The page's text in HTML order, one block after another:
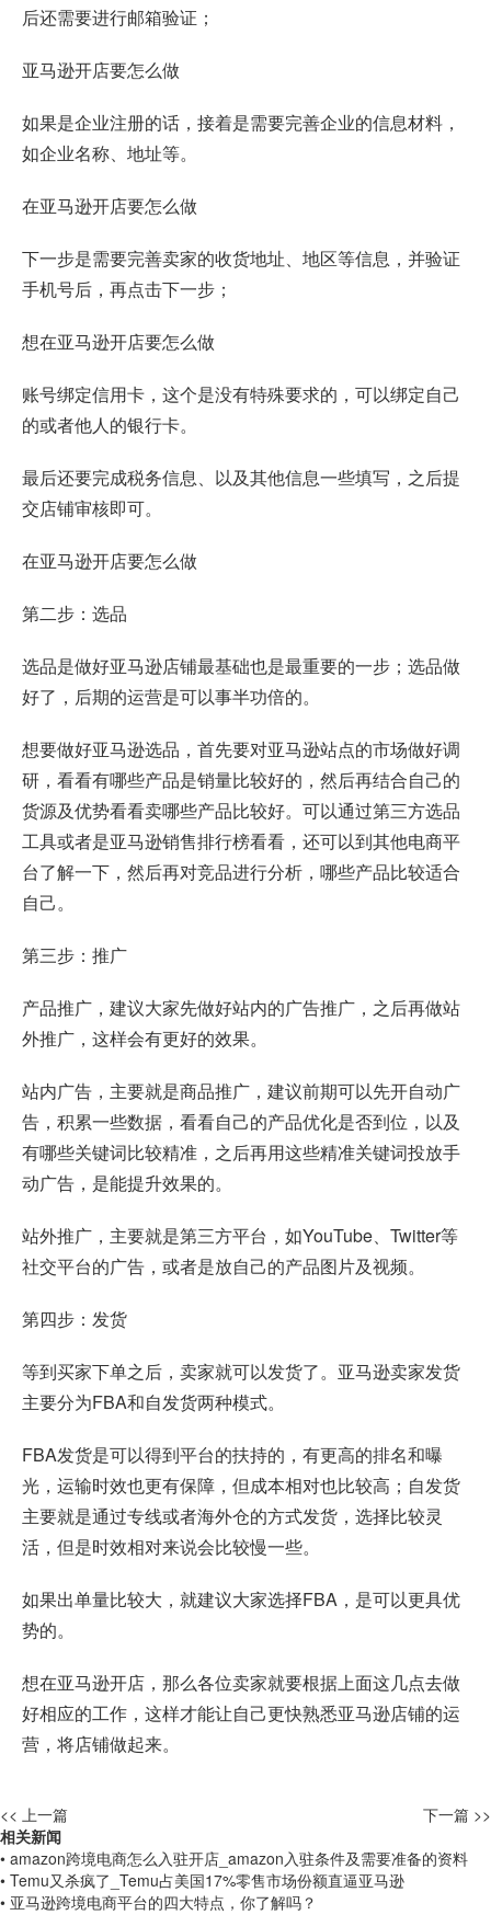
后还需要进行邮箱验证；
亚马逊开店要怎么做
如果是企业注册的话，接着是需要完善企业的信息材料，
如企业名称、地址等。
在亚马逊开店要怎么做
下一步是需要完善卖家的收货地址、地区等信息，并验证
手机号后，再点击下一步；
想在亚马逊开店要怎么做
账号绑定信用卡，这个是没有特殊要求的，可以绑定自己
的或者他人的银行卡。
最后还要完成税务信息、以及其他信息一些填写，之后提
交店铺审核即可。
在亚马逊开店要怎么做
第二步：选品
选品是做好亚马逊店铺最基础也是最重要的一步；选品做
好了，后期的运营是可以事半功倍的。
想要做好亚马逊选品，首先要对亚马逊站点的市场做好调
研，看看有哪些产品是销量比较好的，然后再结合自己的
货源及优势看看卖哪些产品比较好。可以通过第三方选品
工具或者是亚马逊销售排行榜看看，还可以到其他电商平
台了解一下，然后再对竞品进行分析，哪些产品比较适合
自己。
第三步：推广
产品推广，建议大家先做好站内的广告推广，之后再做站
外推广，这样会有更好的效果。
站内广告，主要就是商品推广，建议前期可以先开自动广
告，积累一些数据，看看自己的产品优化是否到位，以及
有哪些关键词比较精准，之后再用这些精准关键词投放手
动广告，是能提升效果的。
站外推广，主要就是第三方平台，如YouTube、Twitter等
社交平台的广告，或者是放自己的产品图片及视频。
第四步：发货
等到买家下单之后，卖家就可以发货了。亚马逊卖家发货
主要分为FBA和自发货两种模式。
FBA发货是可以得到平台的扶持的，有更高的排名和曝
光，运输时效也更有保障，但成本相对也比较高；自发货
主要就是通过专线或者海外仓的方式发货，选择比较灵
活，但是时效相对来说会比较慢一些。
如果出单量比较大，就建议大家选择FBA，是可以更具优
势的。
想在亚马逊开店，那么各位卖家就要根据上面这几点去做
好相应的工作，这样才能让自己更快熟悉亚马逊店铺的运
营，将店铺做起来。
<< 上一篇
下一篇 >>
相关新闻
• amazon跨境电商怎么入驻开店_amazon入驻条件及需要准备的资料
• Temu又杀疯了_Temu占美国17%零售市场份额直逼亚马逊
• 亚马逊跨境电商平台的四大特点，你了解吗？